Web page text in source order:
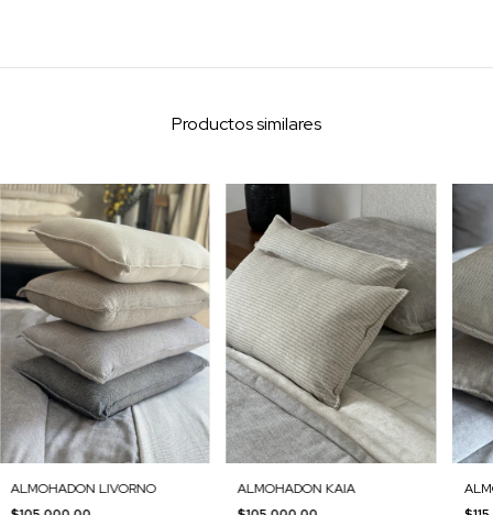
Productos similares
ALMOHADON LIVORNO ALMOHADON KAIA